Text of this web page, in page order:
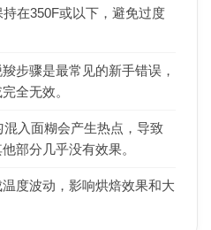
在350F或以下，避免过度
步骤是最常见的新手错误，
全无效。
混入面糊会产生热点，导致
部分几乎没有效果。
度波动，影响烘焙效果和大